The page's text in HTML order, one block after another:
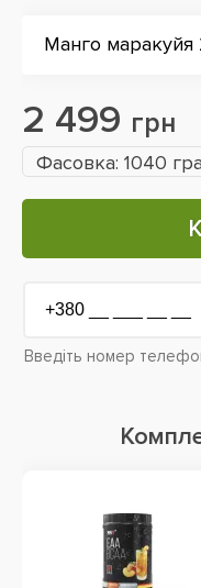
Манго маракуйя
2 499 грн
Фасовка: 1040
Введіть номер